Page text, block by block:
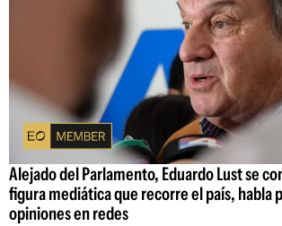
Alejado del Parlamento, Eduardo Lust se
figura mediática que recorre el país, habla
opiniones en redes